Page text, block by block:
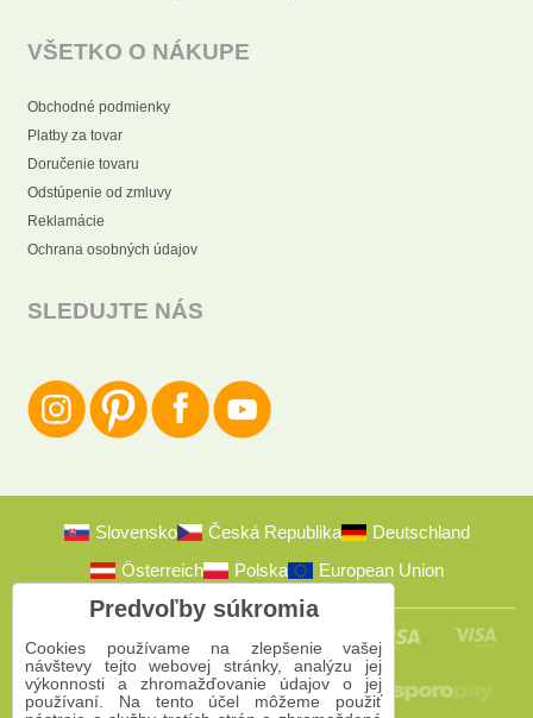
VŠETKO O NÁKUPE
Obchodné podmienky
Platby za tovar
Doručenie tovaru
Odstúpenie od zmluvy
Reklamácie
Ochrana osobných údajov
SLEDUJTE NÁS
Slovensko Česká Republika
Deutschland
Österreich
Polska European Union
Predvoľby súkromia
Cookies používame na zlepšenie vašej
návštevy tejto webovej stránky, analýzu jej
výkonnosti a zhromažďovanie údajov o jej
používaní. Na tento účel môžeme použiť